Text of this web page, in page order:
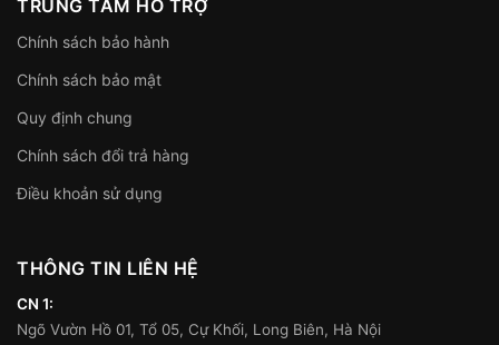
TRUNG TÂM HỖ TRỢ
Chính sách bảo hành
Chính sách bảo mật
Quy định chung
Chính sách đổi trả hàng
Điều khoản sử dụng
THÔNG TIN LIÊN HỆ
CN 1:
Ngõ Vườn Hồ 01, Tổ 05, Cự Khối, Long Biên, Hà Nội